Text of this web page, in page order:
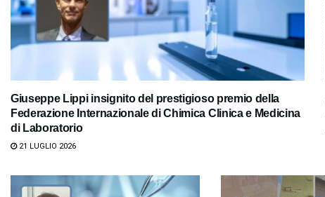
Giuseppe Lippi insignito del prestigioso premio della
Federazione Internazionale di Chimica Clinica e Medicina
di Laboratorio
21 LUGLIO 2026